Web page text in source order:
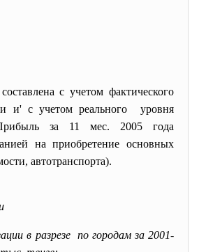
с учетом фактического
и' с учетом реального уровня
Прибыль за 11 мес. 2005 года
на приобретение основных
автотранспорта).
в разрезе по городам за 2001-